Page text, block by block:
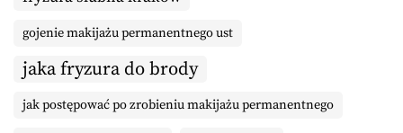
gojenie makijażu permanentnego ust
jaka fryzura do brody
jak postępować po zrobieniu makijażu permanentnego